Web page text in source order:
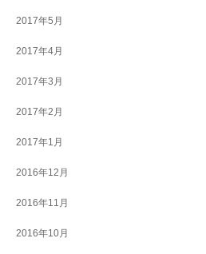
2017年5月
2017年4月
2017年3月
2017年2月
2017年1月
2016年12月
2016年11月
2016年10月